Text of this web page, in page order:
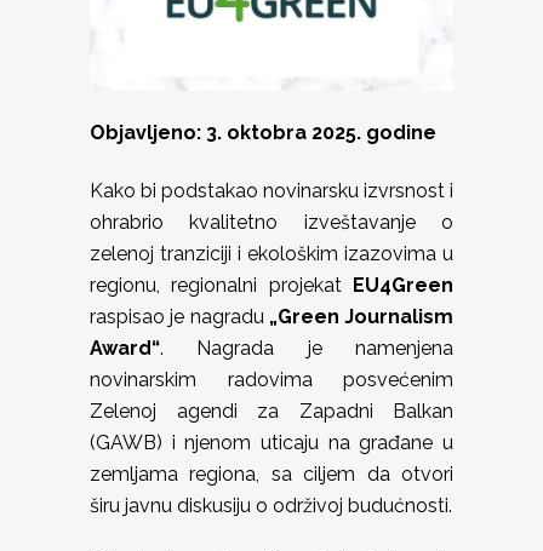
Objavljeno: 3. oktobra 2025. godine
Kako bi podstakao novinarsku izvrsnost i
ohrabrio kvalitetno izveštavanje o
zelenoj tranziciji i ekološkim izazovima u
regionu, regionalni projekat EU4Green
raspisao je nagradu „Green Journalism
Award“. Nagrada je namenjena
novinarskim radovima posvećenim
Zelenoj agendi za Zapadni Balkan
(GAWB) i njenom uticaju na građane u
zemljama regiona, sa ciljem da otvori
širu javnu diskusiju o održivoj budućnosti.